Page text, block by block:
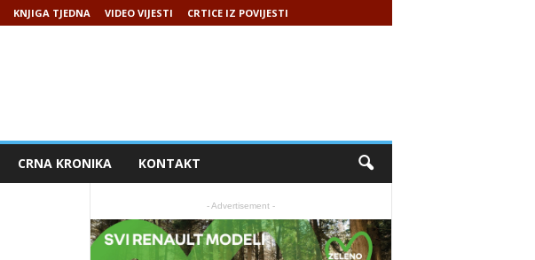
KNJIGA TJEDNA VIDEO VIJESTI CRTICE IZ POVIJESTI
CRNA KRONIKA KONTAKT
- Advertisement -